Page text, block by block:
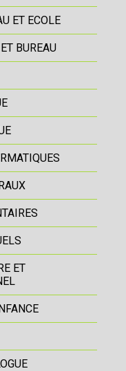
ET ECOLE
BUREAU
ET